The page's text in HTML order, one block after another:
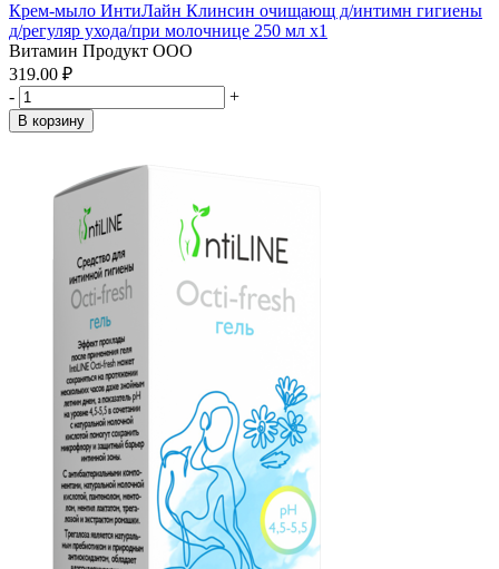
Крем-мыло ИнтиЛайн Клинсин очищающ д/интимн гигиены
д/регуляр ухода/при молочнице 250 мл x1
Витамин Продукт ООО
319.00 ₽
-
+
В корзину